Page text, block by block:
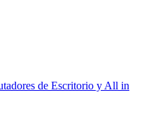
de Escritorio y All in